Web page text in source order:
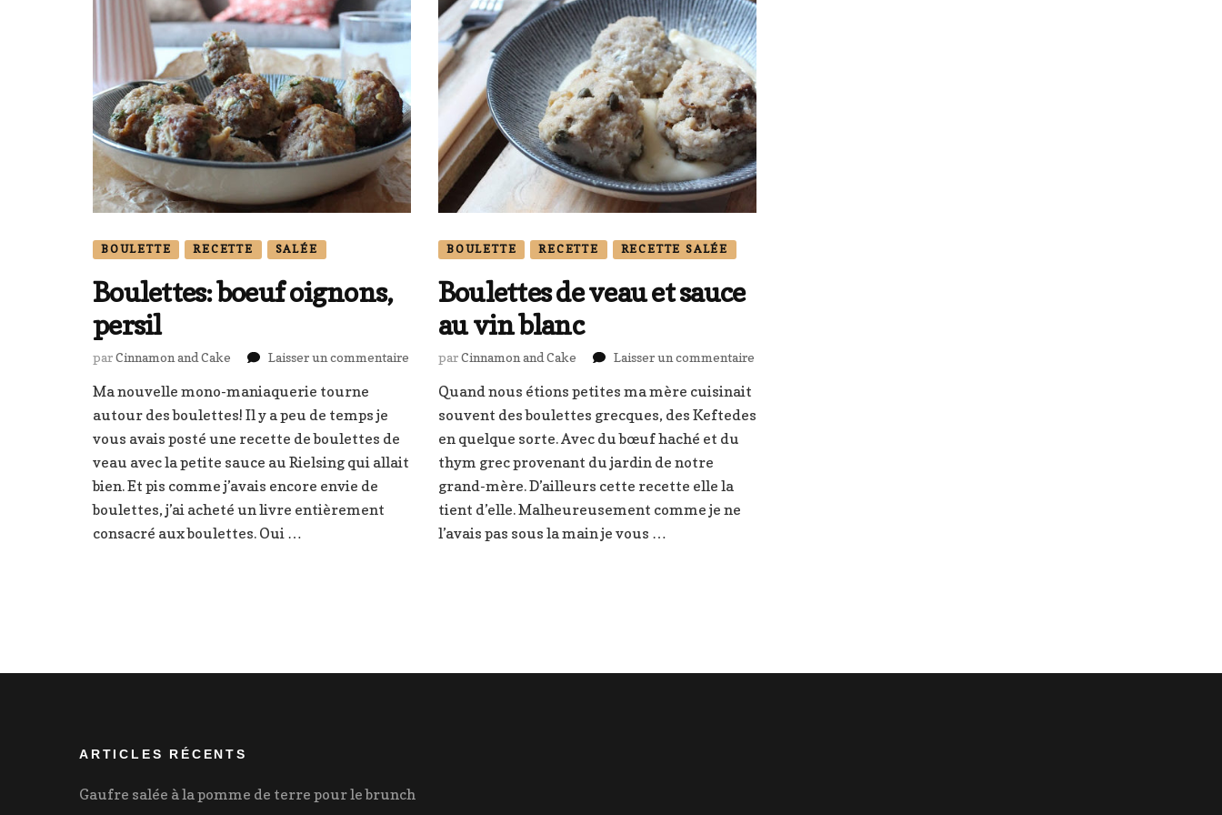
BOULETTE RECETTE SALÉE
Boulettes: boeuf oignons,
persil
parCinnamon and Cake Laisser un commentaire
boeuf
oignons,
Ma nouvelle mono-maniaquerie tourne
autour des boulettes! Il y a peu de temps je
vous avais posté une recette de boulettes de
veau avec la petite sauce au Rielsing qui allait
bien. Et pis comme j’avais encore envie de
boulettes, j’ai acheté un livre entièrement
consacré aux boulettes. Oui …
BOULETTE RECETTE RECETTE SALÉE
Boulettes de veau et sauce
au vin blanc
parCinnamon and Cake Laisser un commentairesur
veau
Quand nous étions petites ma mère cuisinait
souvent des boulettes grecques, des Keftedes
en quelque sorte. Avec du bœuf haché et du
thym grec provenant du jardin de notre
grand-mère. D’ailleurs cette recette elle la
tient d’elle. Malheureusement comme je ne
l’avais pas sous la main je vous …
ARTICLES RÉCENTS
Gaufre salée à la pomme de terre pour le brunch